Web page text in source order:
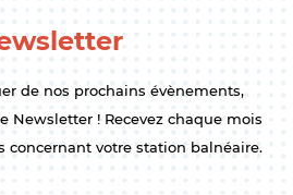
de nos prochains évènements,
Newsletter ! Recevez chaque mois
concernant votre station balnéaire.